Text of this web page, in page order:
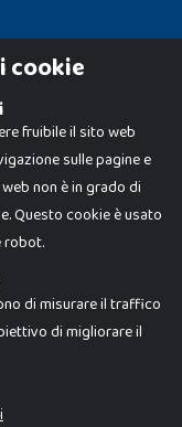
riproduzione o utilizzo non
da quanto esposto in
cookie
fruibile il sito web
sulle pagine e
non è in grado di
Questo cookie è usato
robot.
di misurare il traffico
di migliorare il